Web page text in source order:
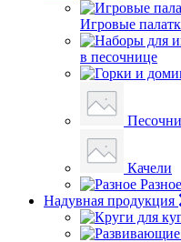
Игровые
в песочнице
Качели
Разное
Надувная продукция